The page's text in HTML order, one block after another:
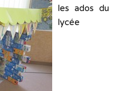
les ados du
lycée